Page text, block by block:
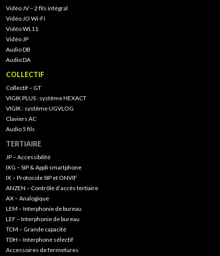
Vidéo JV – 2 fils intégral
Vidéo JO Wi-Fi
Vidéo WL11
Vidéo JP
Audio DB
Audio DA
COLLECTIF
Collectif – GT
VIGIK PLUS : système HEXACT
VIGIK : système UGVLOG
Claviers AC
Audio 5 fils
TERTIAIRE
JP – Accessibilité
IXG – SIP & Appli smartphone
IX – Protocole SIP et ONVIF
ANZEN – Contrôle d’accès tertiaire
AX – Analogique
LEM – Interphonie de bureau
LEF – Interphonie de bureau
TCM – Grande capacité
TDH – Interphone sélectif
Accessoires de fermetures